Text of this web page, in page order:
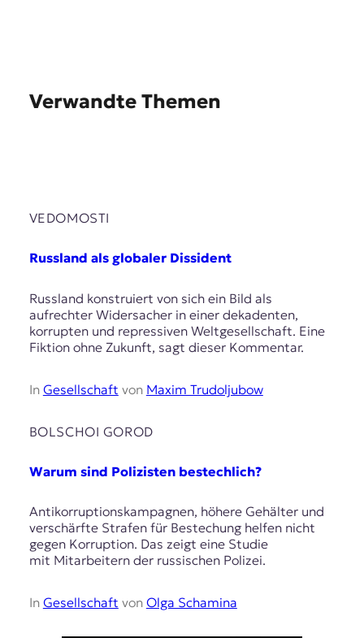
Verwandte Themen
VEDOMOSTI
Russland als globaler Dissident
Russland konstruiert von sich ein Bild als
aufrechter Widersacher in einer dekadenten,
korrupten und repressiven Weltgesellschaft. Eine
Fiktion ohne Zukunft, sagt dieser Kommentar.
In Gesellschaft von Maxim Trudoljubow
BOLSCHOI GOROD
Warum sind Polizisten bestechlich?
Antikorruptionskampagnen, höhere Gehälter und
verschärfte Strafen für Bestechung helfen nicht
gegen Korruption. Das zeigt eine Studie
mit Mitarbeitern der russischen Polizei.
In Gesellschaft von Olga Schamina